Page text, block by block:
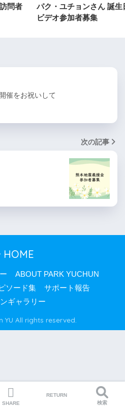
問者
パク・ユチョンさん 誕生
ビデオ参加者募集
催をお祝いして
次の記事
HOME
ABOUT PARK YUCHUN
ソード集
サポート報告
ギャラリー
YU All rights reserved.
SHARE
RETURN
検索